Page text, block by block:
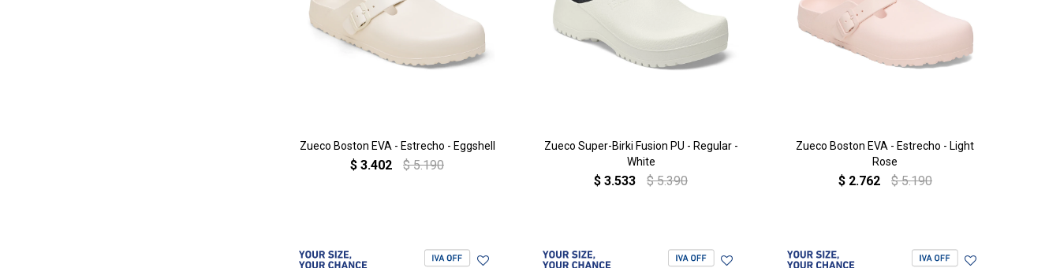
Zueco Boston EVA - Estrecho - Eggshell
$ 3.402 $ 5.190
Zueco Super-Birki Fusion PU - Regular -
White
$ 3.533 $ 5.390
Zueco Boston EVA - Estrecho - Light
Rose
$ 2.762 $ 5.190